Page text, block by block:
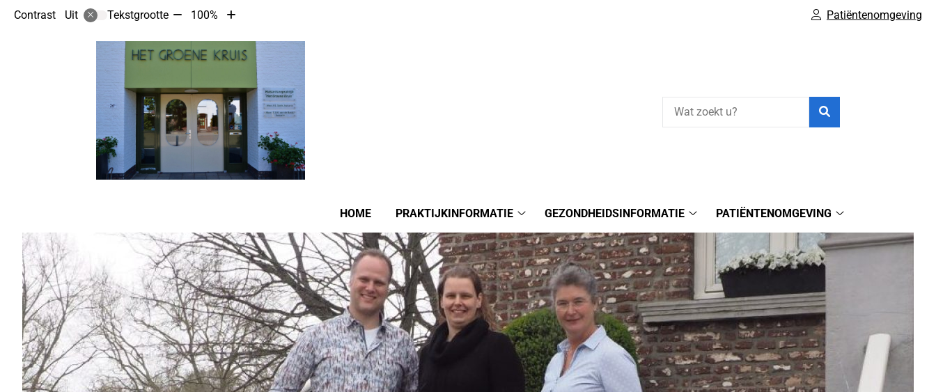
Contrast Uit Tekstgrootte Tekst
met
10%
100%
Tekst
met
10%
Patiëntenomgeving
HOME
PRAKTIJKINFORMATIE
submenu
GEZONDHEIDSINFORMATIE
submenu
PATIËNTENOMGEVING
submenu